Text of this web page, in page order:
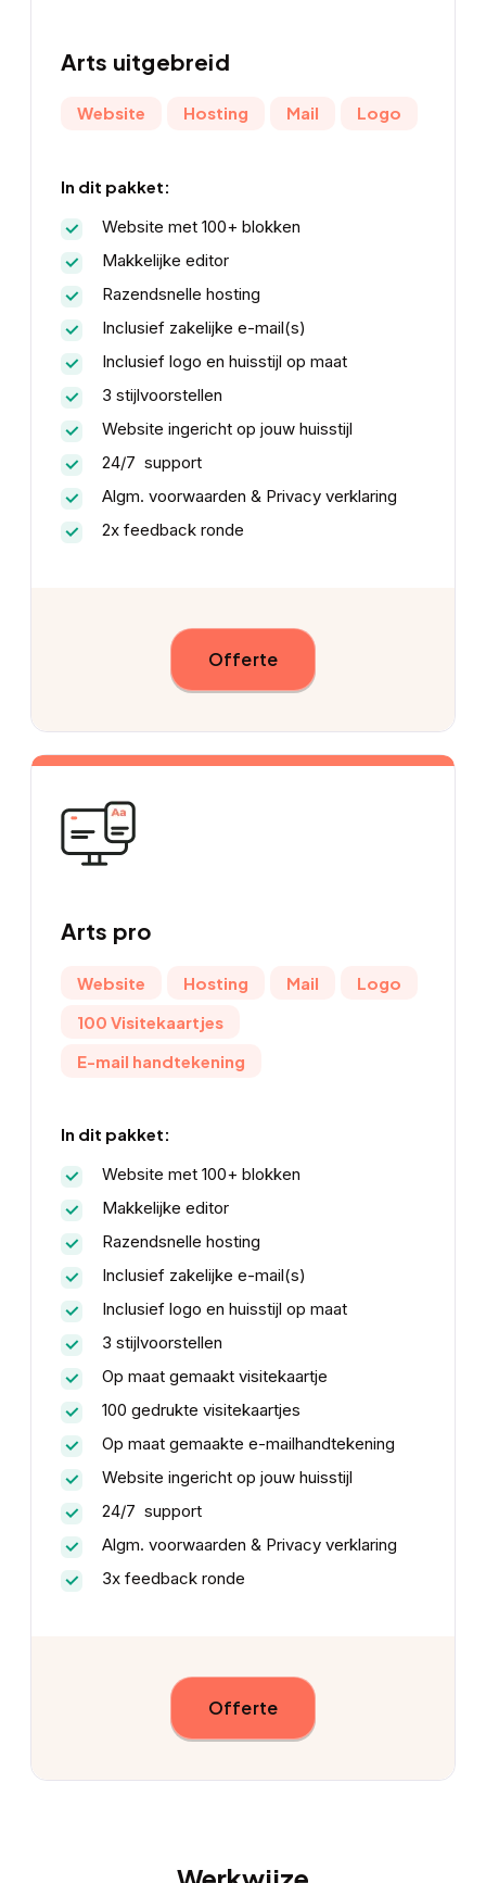
Arts uitgebreid
Website Hosting Mail Logo
In dit pakket:
Website met 100+ blokken
Makkelijke editor
Razendsnelle hosting
Inclusief zakelijke e-mail(s)
Inclusief logo en huisstijl op maat
3 stijlvoorstellen
Website ingericht op jouw huisstijl
24/7 support
Algm. voorwaarden & Privacy verklaring
2x feedback ronde
Offerte
Arts pro
Website Hosting Mail
Logo
100 Visitekaartjes
E-mail handtekening
In dit pakket:
Website met 100+ blokken
Makkelijke editor
Razendsnelle hosting
Inclusief zakelijke e-mail(s)
Inclusief logo en huisstijl op maat
3 stijlvoorstellen
Op maat gemaakt visitekaartje
100 gedrukte visitekaartjes
Op maat gemaakte e-mailhandtekening
Website ingericht op jouw huisstijl
24/7 support
Algm. voorwaarden & Privacy verklaring
3x feedback ronde
Offerte